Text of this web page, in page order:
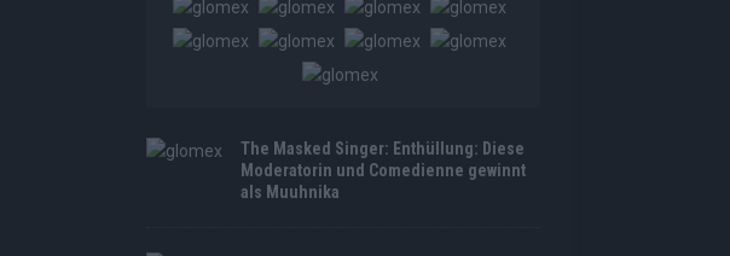
The Masked Singer: Enthüllung: Diese
Moderatorin und Comedienne gewinnt
als Muuhnika